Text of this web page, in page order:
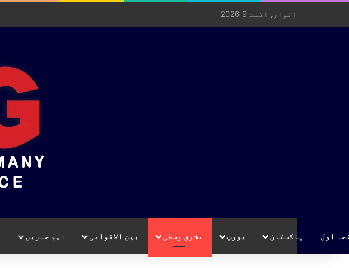
اتوار, اگست 9 2026
اول پاکستان یورپ مشرق وسطیٰ بین الاقوامی اہم خبریں